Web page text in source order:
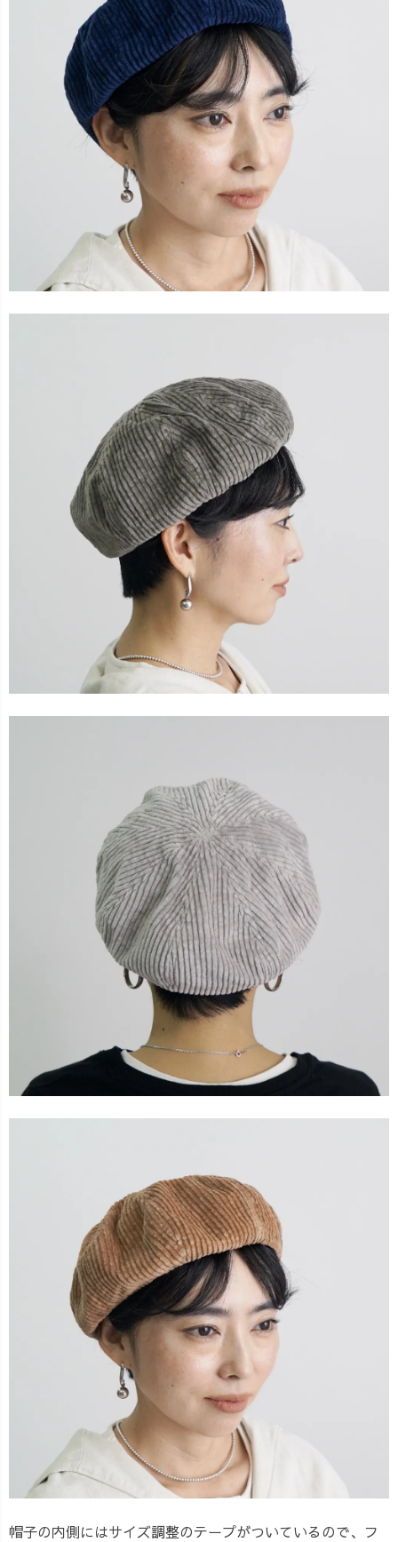
帽子の内側にはサイズ調整のテープがついているので、フ